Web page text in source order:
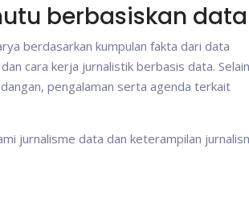
berbasiskan data
berdasarkan kumpulan fakta dari data
cara kerja jurnalistik berbasis data. Selain
pengalaman serta agenda terkait
jurnalisme data dan keterampilan